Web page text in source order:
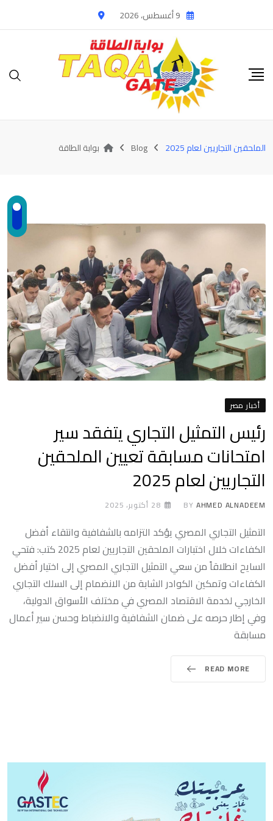
to
9 أغسطس، 2026
الملحقين التجاريين لعام 2025 Blog بوابة الطاقة
أخبار مصر
رئيس التمثيل التجاري يتفقد سير
امتحانات مسابقة تعيين الملحقين
التجاريين لعام 2025
BY AHMED ALNADEEM 28 أكتوبر، 2025
التمثيل التجاري المصري يؤكد التزامه بالشفافية وانتقاء أفضل
الكفاءات خلال اختبارات الملحقين التجاريين لعام 2025 كتب: فتحي
السايح انطلاقاً من سعي التمثيل التجاري المصري إلى اختيار أفضل
الكفاءات وتمكين الكوادر الشابة من الانضمام إلى السلك التجاري
الخارجي لخدمة الاقتصاد المصري في مختلف الأسواق الدولية،
وفي إطار حرصه على ضمان الشفافية والانضباط وحسن سير أعمال
مسابقة
READ MORE